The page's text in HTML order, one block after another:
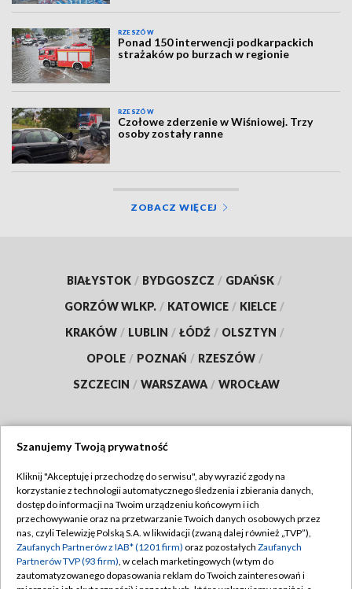
RZESZÓW
Ponad 150 interwencji podkarpackich
strażaków po burzach w regionie
RZESZÓW
Czołowe zderzenie w Wiśniowej. Trzy
osoby zostały ranne
ZOBACZ WIĘCEJ
BIAŁYSTOK / BYDGOSZCZ / GDAŃSK /
GORZÓW WLKP. / KATOWICE / KIELCE /
KRAKÓW / LUBLIN / ŁÓDŹ / OLSZTYN /
OPOLE / POZNAŃ / RZESZÓW /
SZCZECIN / WARSZAWA / WROCŁAW
TVP
Abonament TVP
Emisja w TVP
Centrum informacji TVP
Regulamin TVP
Polityka prywatności
Moje zgody
Szanujemy Twoją prywatność
Kliknij "Akceptuję i przechodzę do serwisu", aby wyrazić zgody na
korzystanie z technologii automatycznego śledzenia i zbierania danych,
dostęp do informacji na Twoim urządzeniu końcowym i ich
przechowywanie oraz na przetwarzanie Twoich danych osobowych przez
nas, czyli Telewizję Polską S.A. w likwidacji (zwaną dalej również „TVP”),
Zaufanych Partnerów z IAB* (1201 firm) oraz pozostałych Zaufanych
Partnerów TVP (93 firm), w celach marketingowych (w tym do
zautomatyzowanego dopasowania reklam do Twoich zainteresowań i